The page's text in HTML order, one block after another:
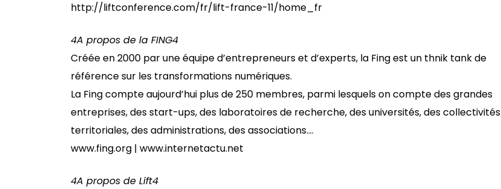
http://liftconference.com/fr/lift-france-11/home_fr
4A propos de la FING4
Créée en 2000 par une équipe d’entrepreneurs et d’experts, la Fing est un thnik tank de
référence sur les transformations numériques.
La Fing compte aujourd’hui plus de 250 membres, parmi lesquels on compte des grandes
entreprises, des start-ups, des laboratoires de recherche, des universités, des collectivités
territoriales, des administrations, des associations….
www.fing.org | www.internetactu.net
4A propos de Lift4